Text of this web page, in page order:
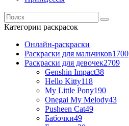
Категории раскрасок
Онлайн-раскраски
Раскраски для мальчиков1700
Раскраски для девочек2709
Genshin Impact38
Hello Kitty118
My Little Pony190
Onegai My Melody43
Pusheen Cat49
Бабочки49